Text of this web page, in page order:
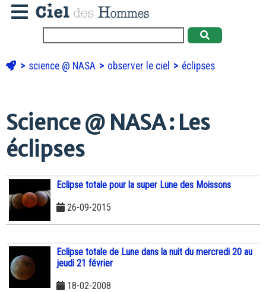
science @ NASA observer le ciel éclipses
Science @ NASA : Les
éclipses
Eclipse totale pour la super Lune des Moissons
26-09-2015
Eclipse totale de Lune dans la nuit du mercredi 20 au
jeudi 21 février
18-02-2008